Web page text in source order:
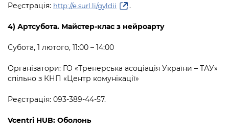
Реєстрація: http://e.surl.li/gyldii .
4) Артсубота. Майстер-клас з нейроарту
Субота, 1 лютого, 11:00 – 14:00
Організатори: ГО «Тренерська асоціація України – ТАУ»
спільно з КНП «Центр комунікації»
Реєстрація: 093-389-44-57.
Vcentri HUB: Оболонь